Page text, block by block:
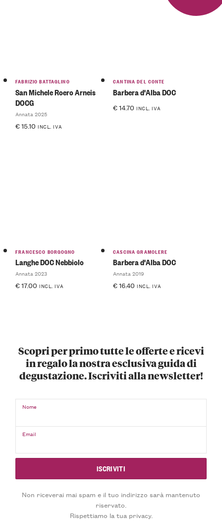
FABRIZIO BATTAGLINO
San Michele Roero Arneis
DOCG
Annata 2025
€15.10 INCL. IVA
CANTINA DEL CONTE
Barbera d'Alba DOC
€14.70 INCL. IVA
FRANCESCO BORGOGNO
Langhe DOC Nebbiolo
Annata 2023
€17.00 INCL. IVA
CASCINA GRAMOLERE
Barbera d'Alba DOC
Annata 2019
€16.40 INCL. IVA
Scopri per primo tutte le offerte e ricevi
in regalo la nostra esclusiva guida di
degustazione. Iscriviti alla newsletter!
Nome
Email
Non riceverai mai spam e il tuo indirizzo sarà mantenuto
riservato.
Rispettiamo la tua privacy.